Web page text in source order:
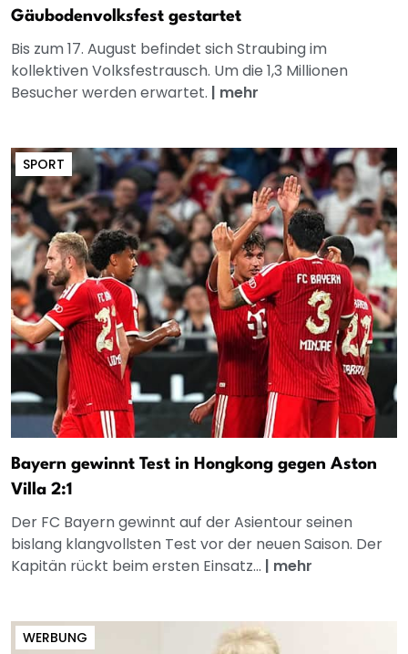
Gäubodenvolksfest gestartet
Bis zum 17. August befindet sich Straubing im
kollektiven Volksfestrausch. Um die 1,3 Millionen
Besucher werden erwartet. | mehr
SPORT
Bayern gewinnt Test in Hongkong gegen Aston
Villa 2:1
Der FC Bayern gewinnt auf der Asientour seinen
bislang klangvollsten Test vor der neuen Saison. Der
Kapitän rückt beim ersten Einsatz... | mehr
WERBUNG